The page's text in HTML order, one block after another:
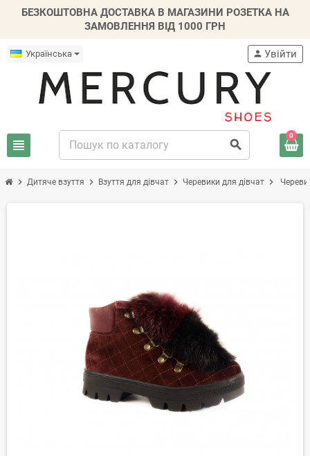
БЕЗКОШТОВНА ДОСТАВКА В МАГАЗИНИ РОЗЕТКА НА
ЗАМОВЛЕННЯ ВІД 1000 ГРН
Українська
view_headline search
person Увійти
0
chevron_right Дитяче взуття chevron_right Взуття для дівчат chevron_right Черевики для дівчат chevron_right